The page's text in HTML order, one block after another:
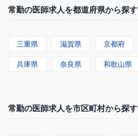
常勤の医師求人を都道府県から探す
三重県 滋賀県 京都府
兵庫県 奈良県 和歌山県
常勤の医師求人を市区町村から探す